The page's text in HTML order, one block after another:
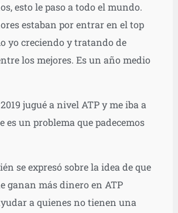
esto le paso a todo el mundo.
estaban por entrar en el top
yo creciendo y tratando de
los mejores. Es un año medio
jugué a nivel ATP y me iba a
es un problema que padecemos
se expresó sobre la idea de que
ganan más dinero en ATP
a quienes no tienen una